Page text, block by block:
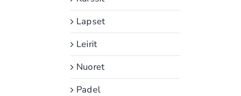
Lapset
Leirit
Nuoret
Padel